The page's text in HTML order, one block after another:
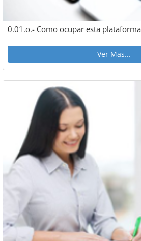
0.01.o.- Como ocupar esta plataforma
Ver Mas...